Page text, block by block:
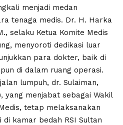
menjadi medan
tenaga medis. Dr. H. Harka
selaku Ketua Komite Medis
menyoroti dedikasi luar
para dokter, baik di
di dalam ruang operasi.
lumpuh, dr. Sulaiman,
yang menjabat sebagai Wakil
tetap melaksanakan
di kamar bedah RSI Sultan